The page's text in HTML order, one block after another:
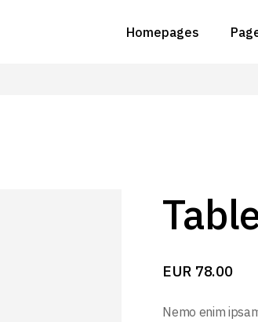
Homepages
EUR 78.00
Nemo enim